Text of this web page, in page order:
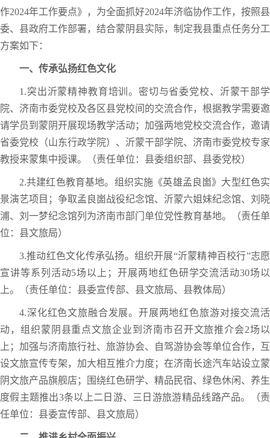
作2024年工作要点》，为全面抓好2024年济临协作工作，按照县
委、县政府工作部署，结合蒙阴县实际，制定我县重点任务分工
方案如下：
一、传承弘扬红色文化
1.突出沂蒙精神教育培训。密切与省委党校、沂蒙干部学
院、济南市委党校及各区县党校间的交流合作，根据教学需要邀
请学员到蒙阴开展现场教学活动；加强两地党校交流合作，邀请
省委党校（山东行政学院）、沂蒙干部学院、济南市委党校专家
教授来蒙集中授课。（责任单位：县委组织部、县委党校）
2.共建红色教育基地。组织实施《英雄孟良崮》大型红色实
景演艺项目；争取孟良崮战役纪念馆、沂蒙六姐妹纪念馆、刘晓
浦、刘一梦纪念馆列为济南市部门单位党性教育基地。（责任单
位：县文旅局）
3.推动红色文化传承弘扬。组织开展“沂蒙精神百校行”志愿
宣讲等系列活动5场以上；开展两地红色研学交流活动30场以
上。（责任单位：县委宣传部、县文旅局、县教体局）
4.深化红色文旅融合发展。开展两地红色旅游对接交流活
动，组织蒙阴县重点文旅企业到济南市召开文旅推介会2场以
上；加强与济南旅行社、旅游协会、自驾游协会等单位合作，互
设文旅宣传专架，加大相互推介力度；在济南长途汽车站设立蒙
阴文旅产品旗舰店；围绕红色研学、精品民宿、绿色休闲、养生
度假主题推出3条以上二日游、三日游旅游精品线路产品。（责
任单位：县委宣传部、县文旅局）